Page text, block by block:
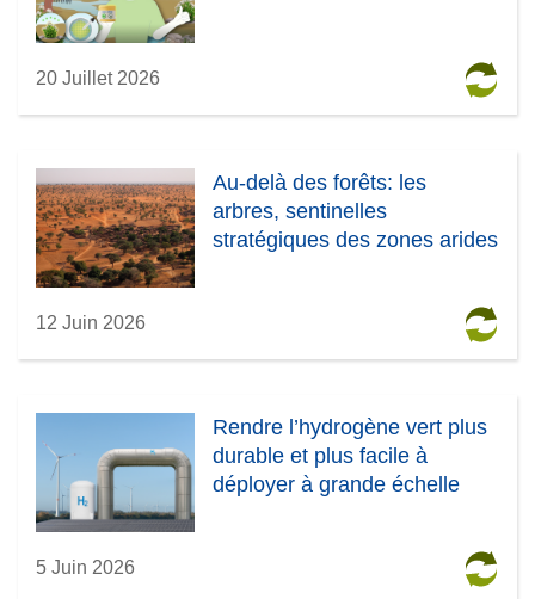
20 Juillet 2026
Au-delà des forêts: les
arbres, sentinelles
stratégiques des zones arides
12 Juin 2026
Rendre l’hydrogène vert plus
durable et plus facile à
déployer à grande échelle
5 Juin 2026